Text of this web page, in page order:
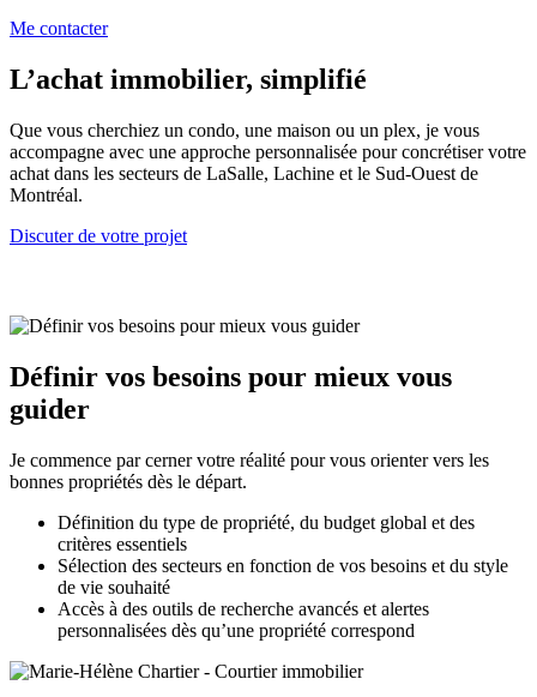
Me contacter
L’achat immobilier, simplifié
Que vous cherchiez un condo, une maison ou un plex, je vous
accompagne avec une approche personnalisée pour concrétiser votre
achat dans les secteurs de LaSalle, Lachine et le Sud-Ouest de
Montréal.
Discuter de votre projet
Définir vos besoins pour mieux vous
guider
Je commence par cerner votre réalité pour vous orienter vers les
bonnes propriétés dès le départ.
Définition du type de propriété, du budget global et des
critères essentiels
Sélection des secteurs en fonction de vos besoins et du style
de vie souhaité
Accès à des outils de recherche avancés et alertes
personnalisées dès qu’une propriété correspond